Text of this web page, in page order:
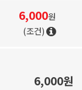
6,000원
(조건)
6,000원